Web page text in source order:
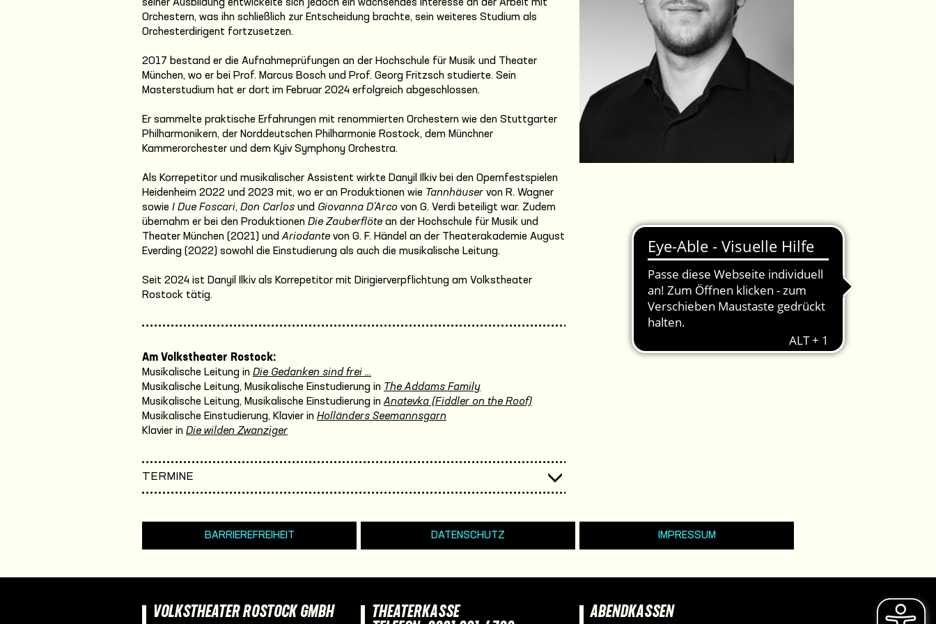
seiner Ausbildung entwickelte sich jedoch ein wachsendes Interesse an der Arbeit mit
Orchestern, was ihn schließlich zur Entscheidung brachte, sein weiteres Studium als
Orchesterdirigent fortzusetzen.
2017 bestand er die Aufnahmeprüfungen an der Hochschule für Musik und Theater
München, wo er bei Prof. Marcus Bosch und Prof. Georg Fritzsch studierte. Sein
Masterstudium hat er dort im Februar 2024 erfolgreich abgeschlossen.
Er sammelte praktische Erfahrungen mit renommierten Orchestern wie den Stuttgarter
Philharmonikern, der Norddeutschen Philharmonie Rostock, dem Münchner
Kammerorchester und dem Kyiv Symphony Orchestra.
Als Korrepetitor und musikalischer Assistent wirkte Danyil Ilkiv bei den Opernfestspielen
Heidenheim 2022 und 2023 mit, wo er an Produktionen wie Tannhäuser von R. Wagner
sowie I Due Foscari, Don Carlos und Giovanna D’Arco von G. Verdi beteiligt war. Zudem
übernahm er bei den Produktionen Die Zauberflöte an der Hochschule für Musik und
Theater München (2021) undAriodante von G. F. Händel an der Theaterakademie August
Everding (2022) sowohl die Einstudierung als auch die musikalische Leitung.
Seit 2024 ist Danyil Ilkiv als Korrepetitor mit Dirigierverpflichtung am Volkstheater
Rostock tätig.
Am Volkstheater Rostock:
Musikalische Leitung in Die Gedanken sind frei ...
Musikalische Leitung, Musikalische Einstudierung in The Addams Family
Musikalische Leitung, Musikalische Einstudierung in Anatevka (Fiddler on the Roof)
Musikalische Einstudierung, Klavier in Holländers Seemannsgarn
Klavier in Die wilden Zwanziger
TERMINE
BARRIEREFREIHEIT DATENSCHUTZ IMPRESSUM
VOLKSTHEATER ROSTOCK GMBH
THEATERKASSE
ABENDKASSEN